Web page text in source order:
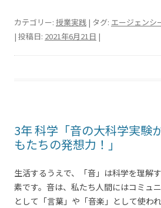
カテゴリー: 授業実践 | タグ: エージェンシ
| 投稿日: 2021年6月21日 |
3年 科学「音の大科学実験
もたちの発想力！」
生活するうえで、「音」は科学を理解
素です。音は、私たち人間にはコミュ
として「言葉」や「音楽」として使わ